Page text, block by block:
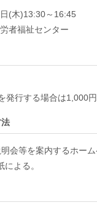
(木)13:30～16:45
者福祉センター
発行する場合は1,000円
会等を案内するホーム
による。